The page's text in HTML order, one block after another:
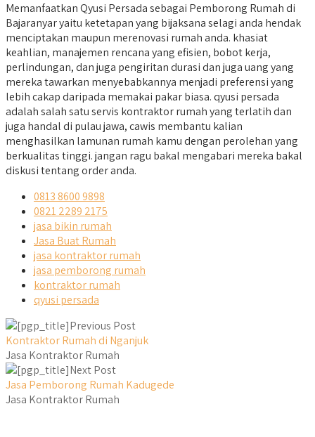
Memanfaatkan Qyusi Persada sebagai Pemborong Rumah di
Bajaranyar yaitu ketetapan yang bijaksana selagi anda hendak
menciptakan maupun merenovasi rumah anda. khasiat
keahlian, manajemen rencana yang efisien, bobot kerja,
perlindungan, dan juga pengiritan durasi dan juga uang yang
mereka tawarkan menyebabkannya menjadi preferensi yang
lebih cakap daripada memakai pakar biasa. qyusi persada
adalah salah satu servis kontraktor rumah yang terlatih dan
juga handal di pulau jawa, cawis membantu kalian
menghasilkan lamunan rumah kamu dengan perolehan yang
berkualitas tinggi. jangan ragu bakal mengabari mereka bakal
diskusi tentang order anda.
0813 8600 9898
0821 2289 2175
jasa bikin rumah
Jasa Buat Rumah
jasa kontraktor rumah
jasa pemborong rumah
kontraktor rumah
qyusi persada
Previous Post
Kontraktor Rumah di Nganjuk
Jasa Kontraktor Rumah
Next Post
Jasa Pemborong Rumah Kadugede
Jasa Kontraktor Rumah